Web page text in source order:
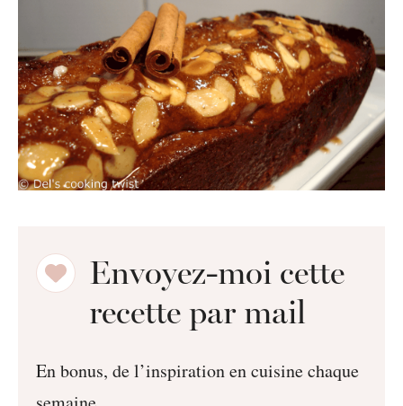
Envoyez-moi cette
recette par mail
En bonus, de l’inspiration en cuisine chaque